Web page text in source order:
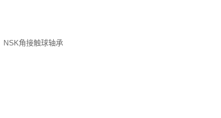
NSK角接触球轴承